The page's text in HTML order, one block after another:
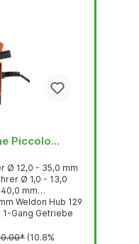
Piccolo
Ø 1,0 - 13,0
mm
Weldon Hub 129
Force (10 mm
(10.8%